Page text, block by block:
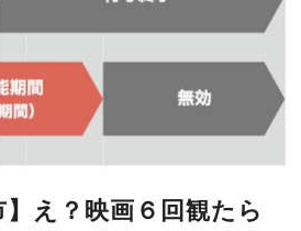
】え？映画６回観たら